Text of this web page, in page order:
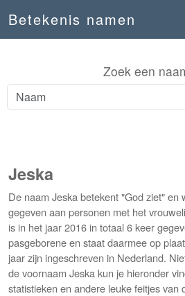
Betekenis namen
Zoek een
Jeska
De naam Jeska betekent "God ziet" en
gegeven aan personen met het
is in het jaar 2016 in totaal 6 keer
pasgeborene en staat daarmee op
jaar zijn ingeschreven in Nederland.
de voornaam Jeska kun je hieronder
statistieken en andere leuke feitjes van